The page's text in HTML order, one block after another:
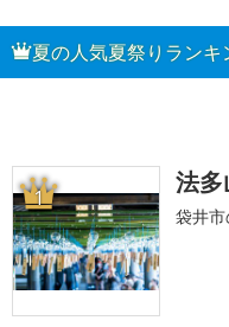
夏の人気夏祭りランキ
1 法
袋井